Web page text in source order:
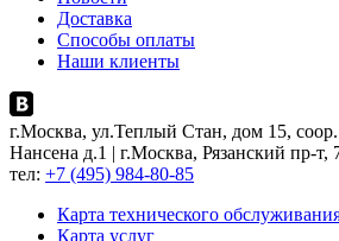
Доставка
Способы оплаты
Наши клиенты
г.Москва, ул.Теплый Стан, дом 15,
Нансена д.1 | г.Москва, Рязанский пр-т,
тел: +7 (495) 984-80-85
Карта технического
Карта услуг